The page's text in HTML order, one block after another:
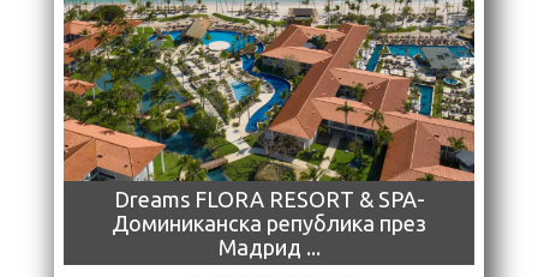
Dreams FLORA RESORT & SPA-
Доминиканска република през
Мадрид ...